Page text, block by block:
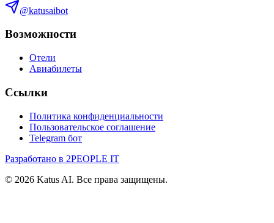
@katusaibot
Возможности
Отели
Авиабилеты
Ссылки
Политика конфиденциальности
Пользовательское соглашение
Telegram бот
Разработано в 2PEOPLE IT
© 2026 Katus AI. Все права защищены.